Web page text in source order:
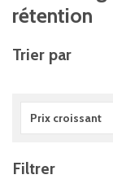
rétention
Trier par
Prix croissant
Filtrer